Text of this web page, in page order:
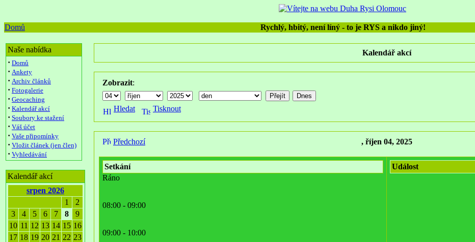
Domů Rychlý, hbitý, není líný - to je RYS a nikdo jiný!
Naše nabídka
· Domů
· Ankety
· Archiv článků
· Fotogalerie
· Geocaching
· Kalendář akcí
· Soubory ke stažení
· Váš účet
· Vaše připomínky
· Vložit článek (jen člen)
· Vyhledávání
Kalendář akcí
srpen 2026
1
2
3
4 5 6 7 8
9
10 11 12 13 14 15 16
17 18 19 20 21 22 23
Kalendář akcí
Zobrazit:
Hledat Tisknout
Předchozí , říjen 04, 2025
Setkání
Ráno
08:00 - 09:00
09:00 - 10:00
Událost